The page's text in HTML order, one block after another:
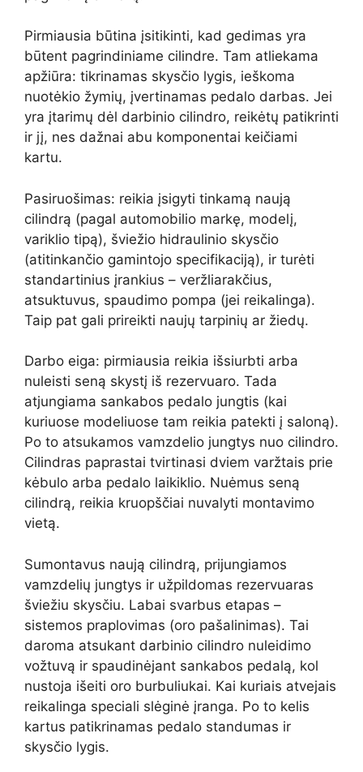
Pirmiausia būtina įsitikinti, kad gedimas yra
būtent pagrindiniame cilindre. Tam atliekama
apžiūra: tikrinamas skysčio lygis, ieškoma
nuotėkio žymių, įvertinamas pedalo darbas. Jei
yra įtarimų dėl darbinio cilindro, reikėtų patikrinti
ir jį, nes dažnai abu komponentai keičiami
kartu.
Pasiruošimas: reikia įsigyti tinkamą naują
cilindrą (pagal automobilio markę, modelį,
variklio tipą), šviežio hidraulinio skysčio
(atitinkančio gamintojo specifikaciją), ir turėti
standartinius įrankius – veržliarakčius,
atsuktuvus, spaudimo pompa (jei reikalinga).
Taip pat gali prireikti naujų tarpinių ar žiedų.
Darbo eiga: pirmiausia reikia išsiurbti arba
nuleisti seną skystį iš rezervuaro. Tada
atjungiama sankabos pedalo jungtis (kai
kuriuose modeliuose tam reikia patekti į saloną).
Po to atsukamos vamzdelio jungtys nuo cilindro.
Cilindras paprastai tvirtinasi dviem varžtais prie
kėbulo arba pedalo laikiklio. Nuėmus seną
cilindrą, reikia kruopščiai nuvalyti montavimo
vietą.
Sumontavus naują cilindrą, prijungiamos
vamzdelių jungtys ir užpildomas rezervuaras
šviežiu skysčiu. Labai svarbus etapas –
sistemos praplovimas (oro pašalinimas). Tai
daroma atsukant darbinio cilindro nuleidimo
vožtuvą ir spaudinėjant sankabos pedalą, kol
nustoja išeiti oro burbuliukai. Kai kuriais atvejais
reikalinga speciali slėginė įranga. Po to kelis
kartus patikrinamas pedalo standumas ir
skysčio lygis.